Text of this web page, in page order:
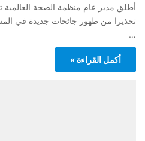
أطلق مدير عام منظمة الصحة
تحذيرا من ظهور جائحات جديدة في
…
أكمل القراءة »